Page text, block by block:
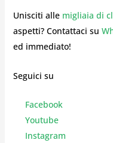
Unisciti alle migliaia di
aspetti? Contattaci su
ed immediato!
Seguici su
Facebook
Youtube
Instagram